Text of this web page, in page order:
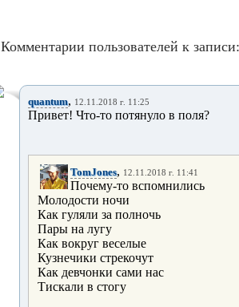
Комментарии пользователей к записи:
quantum, 12.11.2018 г. 11:25
Привет! Что-то потянуло в поля?
TomJones, 12.11.2018 г. 11:41
Почему-то вспомнились
Молодости ночи
Как гуляли за полночь
Пары на лугу
Как вокруг веселые
Кузнечики стрекочут
Как девчонки сами нас
Тискали в стогу